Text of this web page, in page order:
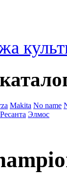
Makita No name
Ресанта Элмос